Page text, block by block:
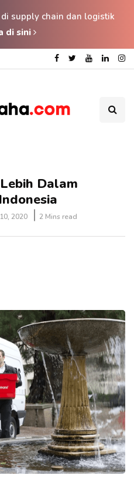
supply chain dan logistik
di sini
Dalam
2020 2 Mins read